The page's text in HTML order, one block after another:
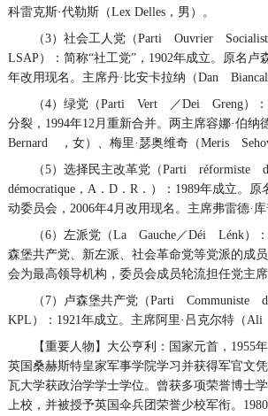
科雷克斯·代勒斯（Lex Delles，男）。
（3）社会工人党（Parti Ouvrier
LSAP）：简称“社工党”，1902年成立。原名卢
年改用现名。主席丹·比安卡拉纳（Dan
（4）绿党（Parti Vert ／Dei Greng）：
分裂，1994年12月重新合并。两主席容娜·伯纳
Bernard ，女）、梅里·瑟奥维奇（Meris
（5）选择民主改革党（Parti réformiste
démocratique，A．D．R．）：1989年成立。
动委员会，2006年4月改用现名。主席弗雷德·
（6）左派党（La Gauche／Déi Lénk）
森堡共产党、新左派、社会革命党等党派的成
会为最高领导机构，委员会成员轮流担任党主席
（7）卢森堡共产党（Parti Communiste
KPL）：1921年成立。主席阿里·吕克尔特（Ali
【重要人物】大公亨利：国家元首，1955
英国桑赫斯特皇家军事学院学习并获得军官文
瓦大学获政治学学士学位。曾获多项荣誉博士
上校，并被授予英国伞兵团荣誉少校军衔。